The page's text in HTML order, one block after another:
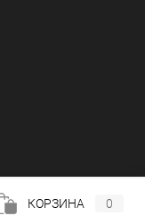
КОРЗИНА 0